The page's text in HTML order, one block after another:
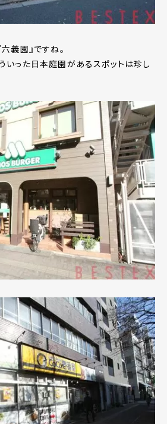
義園』ですね。
いった日本庭園があるスポットは珍し